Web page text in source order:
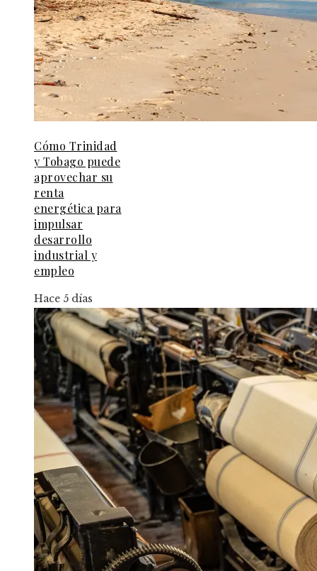
Cómo Trinidad
y Tobago puede
aprovechar su
renta
energética para
impulsar
desarrollo
industrial y
empleo
Hace 5 días